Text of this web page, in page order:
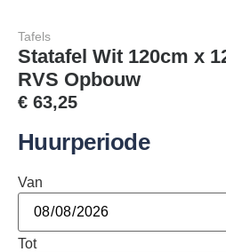
Tafels
Statafel Wit 120cm x
RVS Opbouw
€ 63,25
Huurperiode
Van
Tot